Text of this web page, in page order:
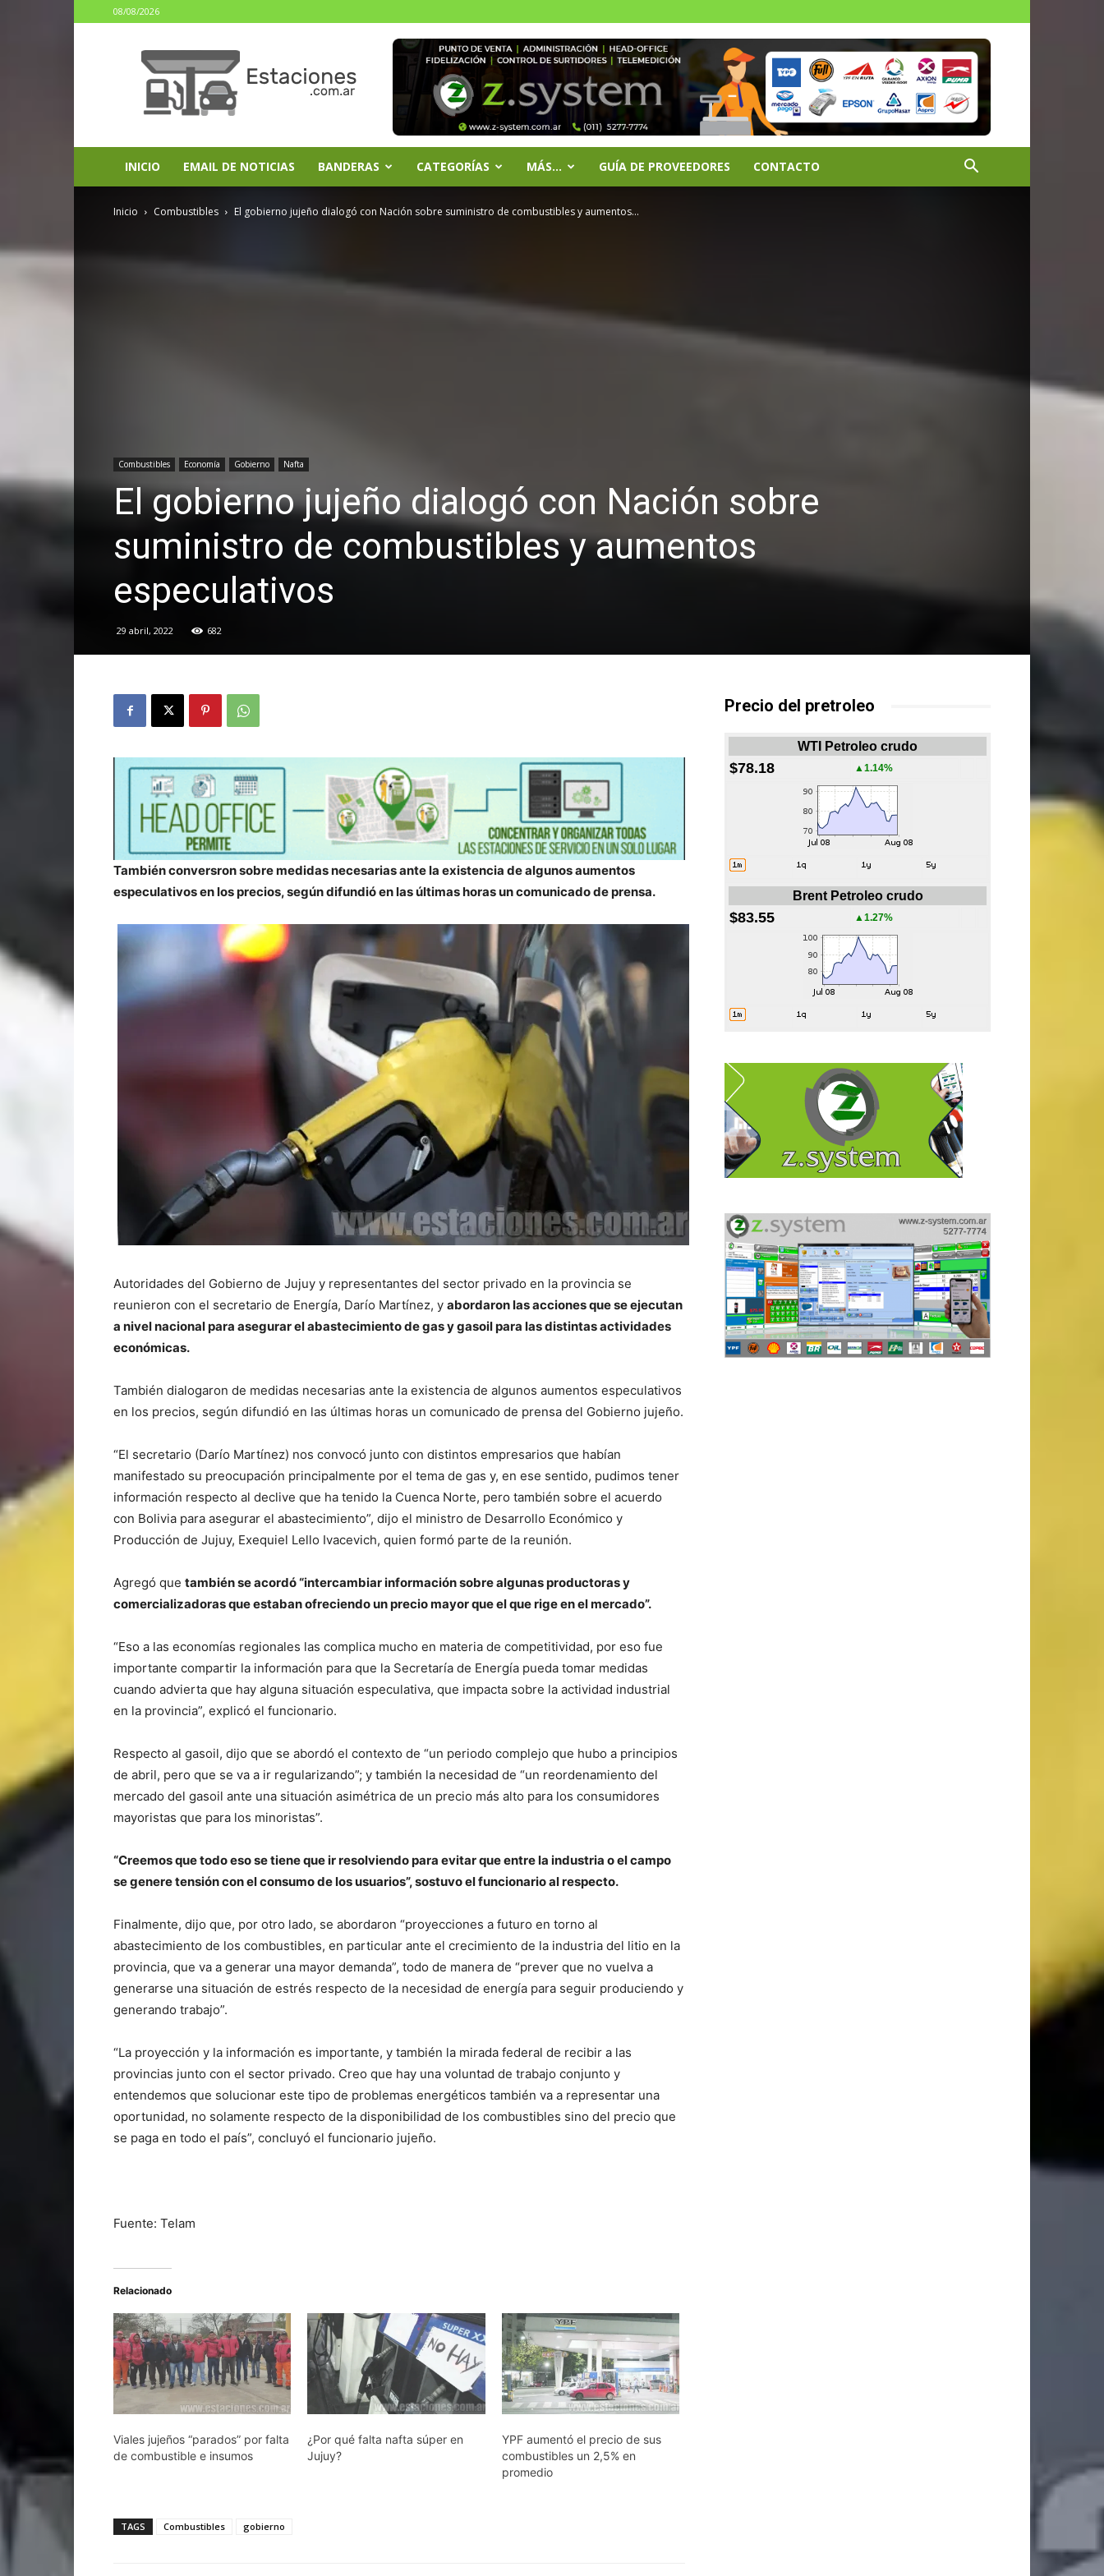
08/08/2026
INICIO EMAIL DE NOTICIAS BANDERAS CATEGORÍAS MÁS… GUÍA DE PROVEEDORES CONTACTO
Inicio Combustibles El gobierno jujeño dialogó con Nación sobre suministro de combustibles y aumentos...
Combustibles Economía Gobierno Nafta
El gobierno jujeño dialogó con Nación sobre
suministro de combustibles y aumentos
especulativos
29 abril, 2022 682
También conversron sobre medidas necesarias ante la existencia de algunos aumentos
especulativos en los precios, según difundió en las últimas horas un comunicado de prensa.
Autoridades del Gobierno de Jujuy y representantes del sector privado en la provincia se
reunieron con el secretario de Energía, Darío Martínez, y abordaron las acciones que se ejecutan
a nivel nacional para asegurar el abastecimiento de gas y gasoil para las distintas actividades
económicas.
También dialogaron de medidas necesarias ante la existencia de algunos aumentos especulativos
en los precios, según difundió en las últimas horas un comunicado de prensa del Gobierno jujeño.
“El secretario (Darío Martínez) nos convocó junto con distintos empresarios que habían
manifestado su preocupación principalmente por el tema de gas y, en ese sentido, pudimos tener
información respecto al declive que ha tenido la Cuenca Norte, pero también sobre el acuerdo
con Bolivia para asegurar el abastecimiento”, dijo el ministro de Desarrollo Económico y
Producción de Jujuy, Exequiel Lello Ivacevich, quien formó parte de la reunión.
Agregó que también se acordó “intercambiar información sobre algunas productoras y
comercializadoras que estaban ofreciendo un precio mayor que el que rige en el mercado”.
“Eso a las economías regionales las complica mucho en materia de competitividad, por eso fue
importante compartir la información para que la Secretaría de Energía pueda tomar medidas
cuando advierta que hay alguna situación especulativa, que impacta sobre la actividad industrial
en la provincia”, explicó el funcionario.
Respecto al gasoil, dijo que se abordó el contexto de “un periodo complejo que hubo a principios
de abril, pero que se va a ir regularizando”; y también la necesidad de “un reordenamiento del
mercado del gasoil ante una situación asimétrica de un precio más alto para los consumidores
mayoristas que para los minoristas”.
“Creemos que todo eso se tiene que ir resolviendo para evitar que entre la industria o el campo
se genere tensión con el consumo de los usuarios”, sostuvo el funcionario al respecto.
Finalmente, dijo que, por otro lado, se abordaron “proyecciones a futuro en torno al
abastecimiento de los combustibles, en particular ante el crecimiento de la industria del litio en la
provincia, que va a generar una mayor demanda”, todo de manera de “prever que no vuelva a
generarse una situación de estrés respecto de la necesidad de energía para seguir produciendo y
generando trabajo”.
“La proyección y la información es importante, y también la mirada federal de recibir a las
provincias junto con el sector privado. Creo que hay una voluntad de trabajo conjunto y
entendemos que solucionar este tipo de problemas energéticos también va a representar una
oportunidad, no solamente respecto de la disponibilidad de los combustibles sino del precio que
se paga en todo el país”, concluyó el funcionario jujeño.
Fuente: Telam
Relacionado
Viales jujeños “parados” por falta
de combustible e insumos
¿Por qué falta nafta súper en
Jujuy?
YPF aumentó el precio de sus
combustibles un 2,5% en
promedio
TAGS Combustibles gobierno
Precio del pretroleo
WTI Petroleo crudo
$78.18 ▲1.14%
Brent Petroleo crudo
$83.55 ▲1.27%